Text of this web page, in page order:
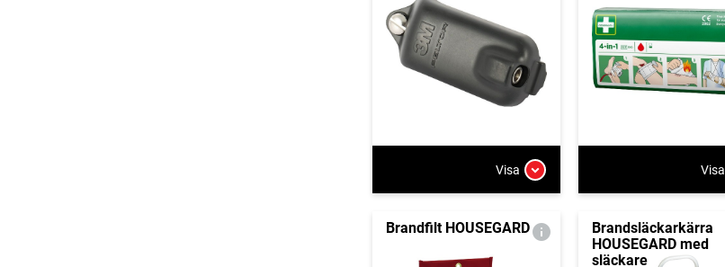
Visa Visa
Brandfilt HOUSEGARD
Brandsläckarkärra
HOUSEGARD med
släckare